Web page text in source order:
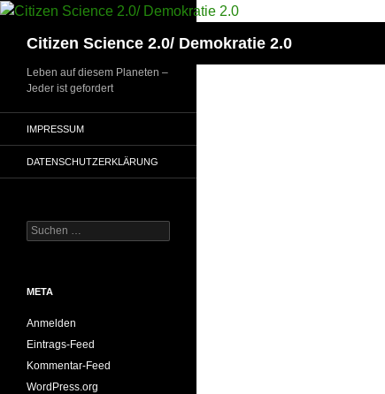
Zum
springenCitizen Science 2.0/ Demokratie 2.0
Leben auf diesem Planeten –
Jeder ist gefordert
IMPRESSUM
DATENSCHUTZERKLÄRUNG
Suchen
nach:
META
Anmelden
Eintrags-Feed
Kommentar-Feed
WordPress.org